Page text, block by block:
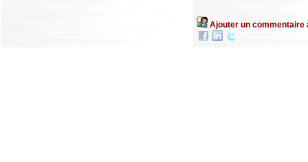
Ajouter un commentaire